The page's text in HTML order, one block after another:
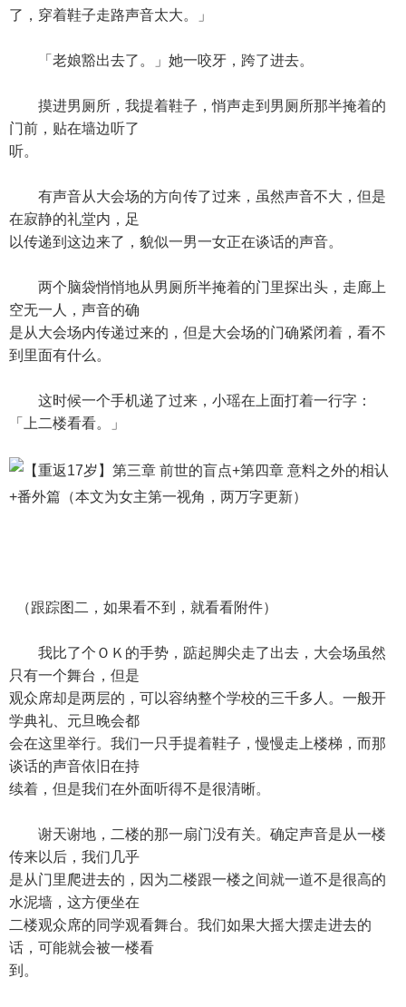
了，穿着鞋子走路声音太大。」
「老娘豁出去了。」她一咬牙，跨了进去。
摸进男厕所，我提着鞋子，悄声走到男厕所那半掩着的
门前，贴在墙边听了
听。
有声音从大会场的方向传了过来，虽然声音不大，但是
在寂静的礼堂内，足
以传递到这边来了，貌似一男一女正在谈话的声音。
两个脑袋悄悄地从男厕所半掩着的门里探出头，走廊上
空无一人，声音的确
是从大会场内传递过来的，但是大会场的门确紧闭着，看不
到里面有什么。
这时候一个手机递了过来，小瑶在上面打着一行字：
「上二楼看看。」
（跟踪图二，如果看不到，就看看附件）
我比了个ＯＫ的手势，踮起脚尖走了出去，大会场虽然
只有一个舞台，但是
观众席却是两层的，可以容纳整个学校的三千多人。一般开
学典礼、元旦晚会都
会在这里举行。我们一只手提着鞋子，慢慢走上楼梯，而那
谈话的声音依旧在持
续着，但是我们在外面听得不是很清晰。
谢天谢地，二楼的那一扇门没有关。确定声音是从一楼
传来以后，我们几乎
是从门里爬进去的，因为二楼跟一楼之间就一道不是很高的
水泥墙，这方便坐在
二楼观众席的同学观看舞台。我们如果大摇大摆走进去的
话，可能就会被一楼看
到。